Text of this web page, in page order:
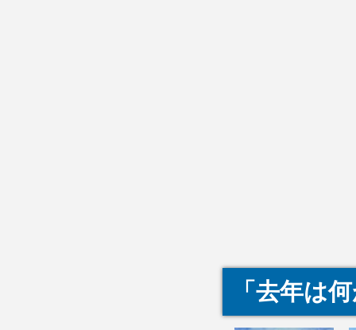
「去年は